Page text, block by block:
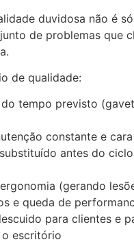
duvidosa não é
de problemas que
de qualidade:
do tempo previsto
constante e cara
antes do
(gerando
e queda de
para clientes e
escritório